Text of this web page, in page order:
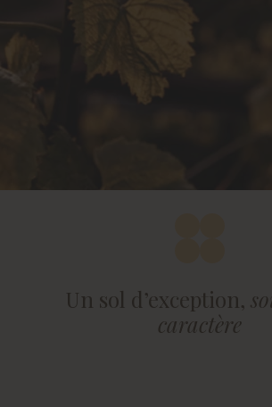
Un sol d’exception,
caractère